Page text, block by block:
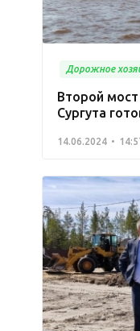
Дорожное
Второй
Сургута
14.06.2024